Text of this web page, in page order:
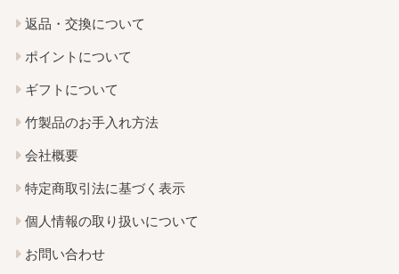
返品・交換について
ポイントについて
ギフトについて
竹製品のお手入れ方法
会社概要
特定商取引法に基づく表示
個人情報の取り扱いについて
お問い合わせ